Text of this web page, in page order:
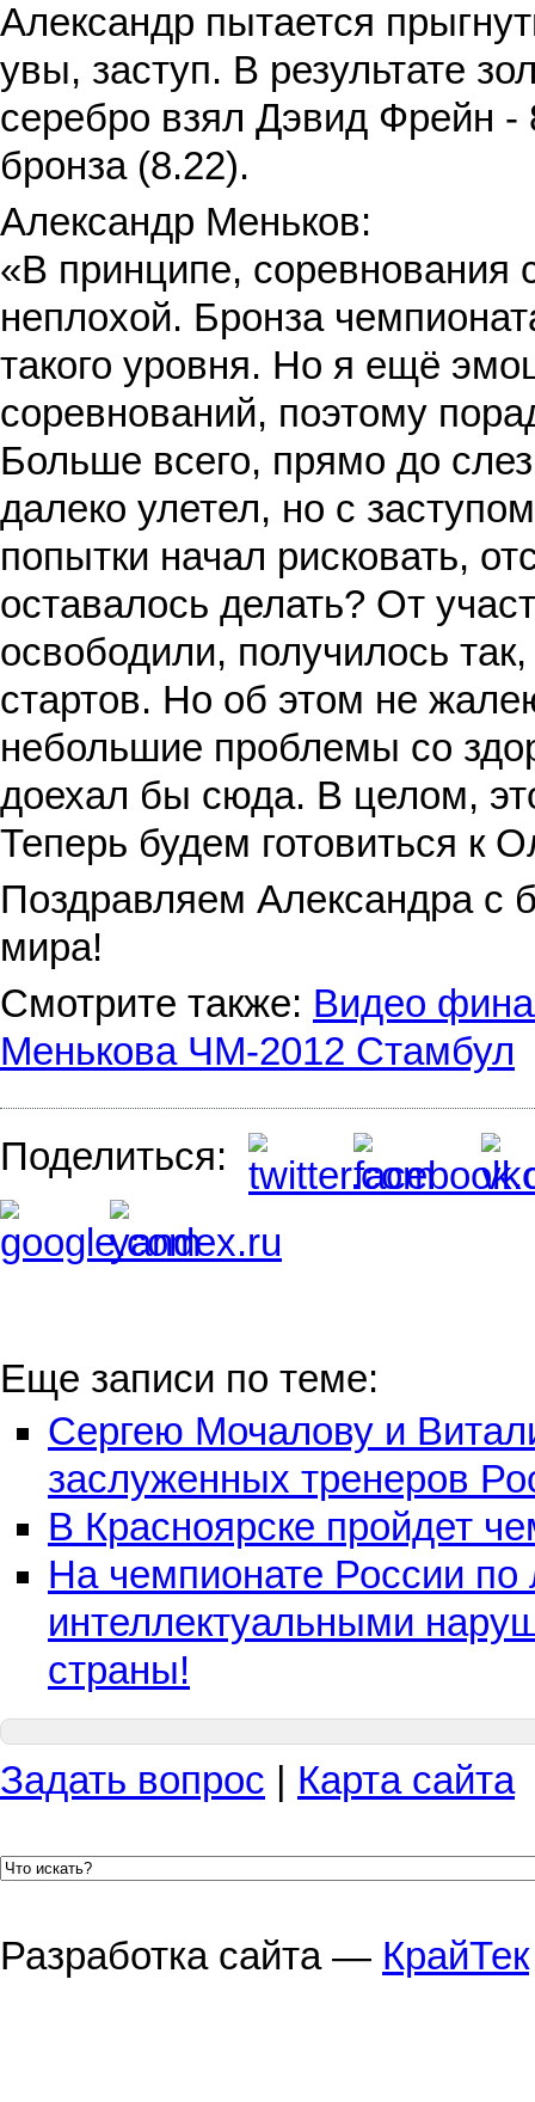
Александр пытается
увы, заступ. В результате
серебро взял Дэвид Фрейн
бронза (8.22).
Александр Меньков:
«В принципе, соревнования
неплохой. Бронза
такого уровня. Но я ещё
соревнований, поэтому
Больше всего, прямо до
далеко улетел, но с
попытки начал рисковать,
оставалось делать? От
освободили, получилось
стартов. Но об этом не
небольшие проблемы со
доехал бы сюда. В целом,
Теперь будем готовиться к
Поздравляем Александра с
мира!
Смотрите также: Видео
Менькова ЧМ-2012 Стамбул
Поделиться:
Еще записи по теме:
Сергею Мочалову и
заслуженных тренеров
В Красноярске пройдет
На чемпионате России по
интеллектуальными
страны!
Задать вопрос Карта сайта
Разработка сайта — КрайТек